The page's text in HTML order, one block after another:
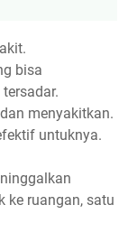
bisa
menyakitkan.
untuknya.
ke ruangan, satu